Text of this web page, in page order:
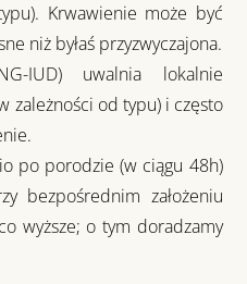
Krwawienie może być
niż byłaś przyzwyczajona.
IUD) uwalnia lokalnie
zależności od typu) i często
po porodzie (w ciągu 48h)
bezpośrednim założeniu
wyższe; o tym doradzamy